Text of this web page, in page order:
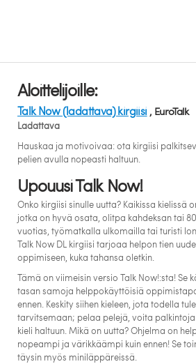
Aloittelijoille:
Talk Now (ladattava) kirgiisi , EuroTalk
Ladattava
Hauskaa ja motivoivaa: ota kirgiisi
pelien avulla nopeasti haltuun.
Upouusi Talk Now!
Onko kirgiisi sinulle uutta? Kaikissa kielissä
jotka on hyvä osata, olitpa kahdeksan tai
vuotias, työmatkalla ulkomailla tai turisti
Talk Now DL kirgiisi tarjoaa helpon tien
oppimiseen, kuka tahansa oletkin.
Tämä on viimeisin versio Talk Now!:sta! Se
tasan samoja helppokäyttöisiä
ennen. Keskity siihen kieleen, jota todella
tarvitsemaan; pelaa pelejä, voita
kieli haltuun. Mikä on uutta? Ohjelma on
nopeampi ja värikkäämpi kuin ennen! Se
täysin myös miniläppäreissä.